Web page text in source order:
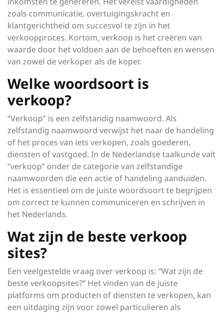
zoals communicatie, overtuigingskracht en
klantgerichtheid om succesvol te zijn in het
verkoopproces. Kortom, verkoop is het creëren van
waarde door het voldoen aan de behoeften en wensen
van zowel de verkoper als de koper.
Welke woordsoort is
verkoop?
“Verkoop” is een zelfstandig naamwoord. Als
zelfstandig naamwoord verwijst het naar de handeling
of het proces van iets verkopen, zoals goederen,
diensten of vastgoed. In de Nederlandse taalkunde valt
“verkoop” onder de categorie van zelfstandige
naamwoorden die een actie of handeling aanduiden.
Het is essentieel om de juiste woordsoort te begrijpen
om correct te kunnen communiceren en schrijven in
het Nederlands.
Wat zijn de beste verkoop
sites?
Een veelgestelde vraag over verkoop is: “Wat zijn de
beste verkoopsites?” Het vinden van de juiste
platforms om producten of diensten te verkopen, kan
een uitdaging zijn voor zowel particulieren als